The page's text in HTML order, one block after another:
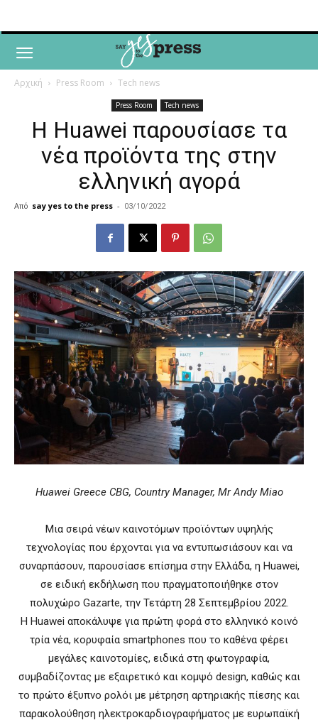
Αρχική Press Room Tech news
Press Room Tech news
H Huawei παρουσίασε τα
νέα προϊόντα της στην
ελληνική αγορά
Από say yes to the press - 03/10/2022
Huawei Greece CBG, Country Manager, Mr Andy Miao
Μια σειρά νέων καινοτόμων προϊόντων υψηλής
τεχνολογίας που έρχονται για να εντυπωσιάσουν και να
συναρπάσουν, παρουσίασε επίσημα στην Ελλάδα, η Huawei,
σε ειδική εκδήλωση που πραγματοποιήθηκε στον
πολυχώρο Gazarte, την Τετάρτη 28 Σεπτεμβρίου 2022.
Η Huawei αποκάλυψε για πρώτη φορά στο ελληνικό κοινό
τρία νέα, κορυφαία smartphones που το καθένα φέρει
μεγάλες καινοτομίες, ειδικά στη φωτογραφία,
συμβαδίζοντας με εξαιρετικό και κομψό design, καθώς και
το πρώτο έξυπνο ρολόι με μέτρηση αρτηριακής πίεσης και
παρακολούθηση ηλεκτροκαρδιογραφήματος με ευρωπαϊκή